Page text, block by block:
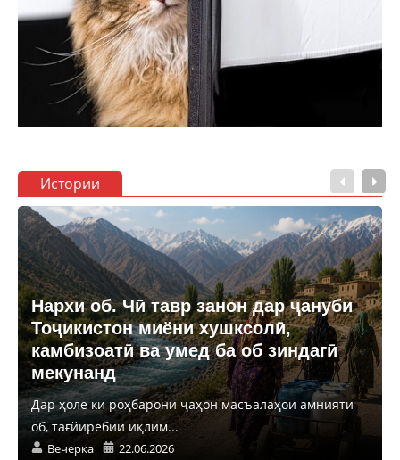
Истории
Нархи об. Чӣ тавр занон дар ҷануби
Тоҷикистон миёни хушксолӣ,
камбизоатӣ ва умед ба об зиндагӣ
мекунанд
Дар ҳоле ки роҳбарони ҷаҳон масъалаҳои амнияти
об, тағйирёбии иқлим...
Вечерка 22.06.2026